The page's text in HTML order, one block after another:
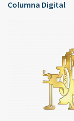
Columna Digital